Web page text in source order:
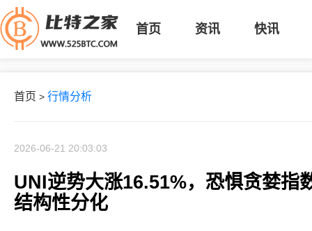
首页 资讯 快讯
首页 > 行情分析
2026-06-21 20:03:03
UNI逆势大涨16.51%，恐惧贪婪指
结构性分化